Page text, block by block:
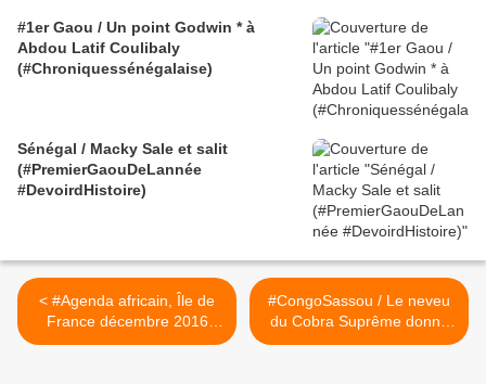
#1er Gaou / Un point Godwin * à
Abdou Latif Coulibaly
(#Chroniquessénégalaise)
Sénégal / Macky Sale et salit
(#PremierGaouDeLannée
#DevoirdHistoire)
< #Agenda africain, Île de
France décembre 2016
(#Arts #Histoire #Politique
#CongoSassou / Le neveu
du Cobra Suprême donne
son nom à une avenue de